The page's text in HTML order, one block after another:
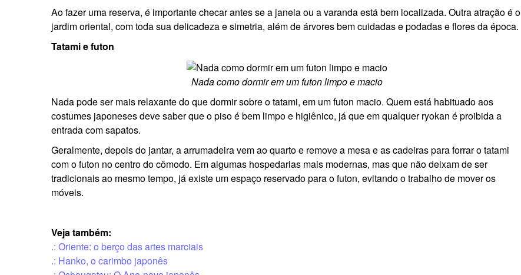
Ao fazer uma reserva, é importante checar antes se a janela ou a varanda está bem localizada. Outra atração é o
jardim oriental, com toda sua delicadeza e simetria, além de árvores bem cuidadas e podadas e flores da época.
Tatami e futon
Nada como dormir em um futon limpo e macio
Nada pode ser mais relaxante do que dormir sobre o tatami, em um futon macio. Quem está habituado aos
costumes japoneses deve saber que o piso é bem limpo e higiênico, já que em qualquer ryokan é proibida a
entrada com sapatos.
Geralmente, depois do jantar, a arrumadeira vem ao quarto e remove a mesa e as cadeiras para forrar o tatami
com o futon no centro do cômodo. Em algumas hospedarias mais modernas, mas que não deixam de ser
tradicionais ao mesmo tempo, já existe um espaço reservado para o futon, evitando o trabalho de mover os
móveis.
Veja também:
.: Oriente: o berço das artes marciais
.: Hanko, o carimbo japonês